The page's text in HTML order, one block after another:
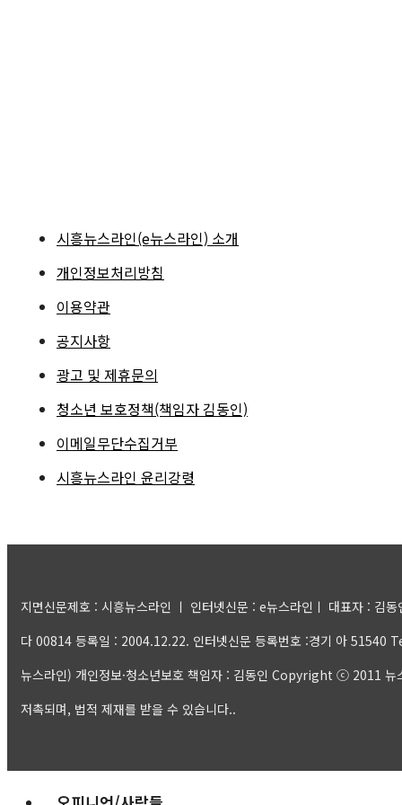
시흥뉴스라인(e뉴스라인) 소개
개인정보처리방침
이용약관
공지사항
광고 및 제휴문의
청소년 보호정책(책임자 김동인)
이메일무단수집거부
시흥뉴스라인 윤리강령
지면신문제호 : 시흥뉴스라인 ㅣ 인터넷신문 : e뉴스라인ㅣ 대표자 :
다 00814 등록일 : 2004.12.22. 인터넷신문 등록번호 :경기 아
뉴스라인) 개인정보·청소년보호 책임자 : 김동인 Copyright ⓒ 2011
저촉되며, 법적 제재를 받을 수 있습니다..